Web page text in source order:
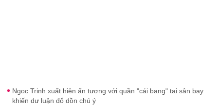
Ngọc Trinh xuất hiện ấn tượng với quần "cái bang" tại sân bay
khiến dư luận đổ dồn chú ý